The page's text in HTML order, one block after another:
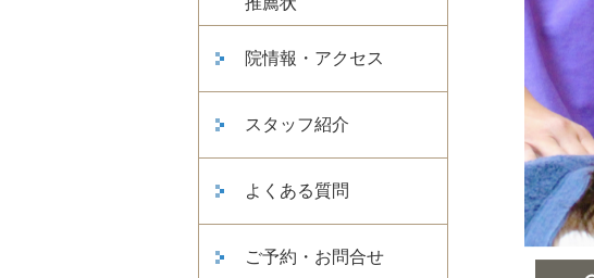
院情報・アクセス
スタッフ紹介
よくある質問
ご予約・お問合せ